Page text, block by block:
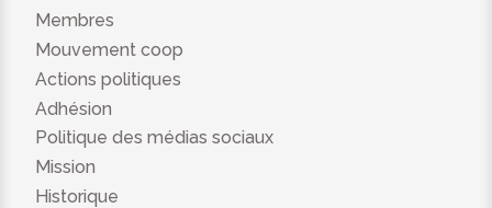
Membres
Mouvement coop
Actions politiques
Adhésion
Politique des médias sociaux
Mission
Historique